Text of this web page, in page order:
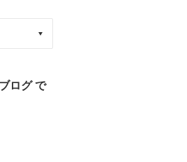
ログ で